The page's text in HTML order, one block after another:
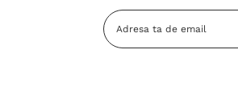
Adresa
Email